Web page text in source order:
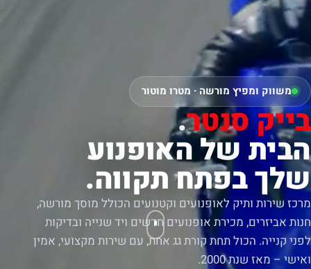
משווק ומפיץ מורשה · מטרו מוטור
בייק סנטר.
הבית של האופנוע
שלך בפתח תקווה.
מרכז שירות ותיק לאופנועים וקטנועים הכולל מוסך מורשה,
חנות אביזרים, מכירת אופנועים חדשים ויד שנייה ובדיקות
לפני קנייה. הכול תחת קורת גג אחת, עם שירות מקצועי, אמין
ואישי – מאז שנת 2000.